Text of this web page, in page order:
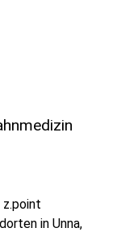
in Unna,